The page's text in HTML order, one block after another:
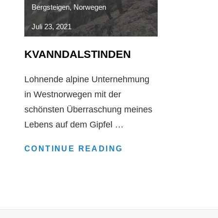
Bergsteigen, Norwegen
Juli 23, 2021
KVANNDALSTINDEN
Lohnende alpine Unternehmung
in Westnorwegen mit der
schönsten Überraschung meines
Lebens auf dem Gipfel …
CONTINUE READING